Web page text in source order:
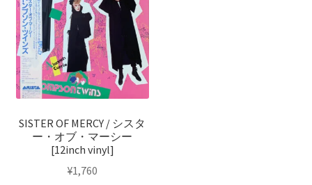
SISTER OF MERCY / シスタ
ー・オブ・マーシー
[12inch vinyl]
¥1,760